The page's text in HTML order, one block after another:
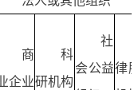
商
企业
科
研机构
社
会公益律